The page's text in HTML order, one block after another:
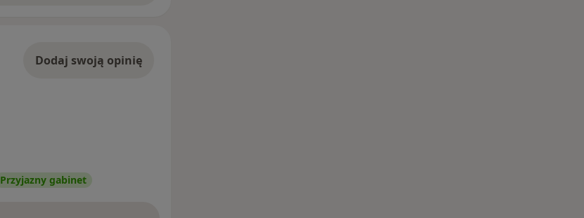
Dodaj swoją opinię
Przyjazny gabinet